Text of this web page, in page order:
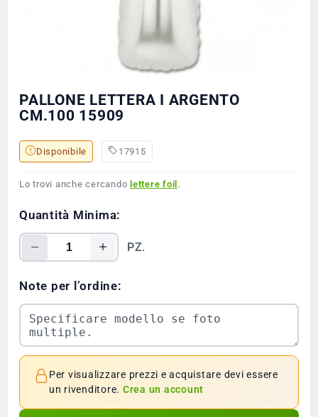
PALLONE LETTERA I ARGENTO
CM.100 15909
Disponibile 17915
Lo trovi anche cercando lettere foil .
Quantità Minima:
PZ.
Note per l’ordine:
Per visualizzare prezzi e acquistare devi essere
un rivenditore. Crea un account